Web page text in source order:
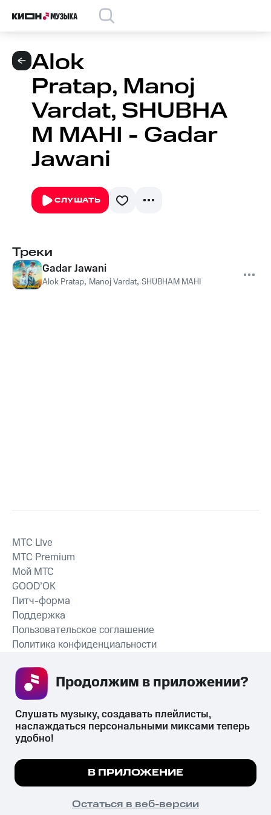
Alok
Pratap, Manoj
Vardat, SHUBHA
M MAHI - Gadar
Jawani
СЛУШАТЬ
Треки
Gadar Jawani
Alok Pratap, Manoj Vardat, SHUBHAM MAHI
СКАЧАТЬ ПРИЛОЖЕНИЕ
MTС Live
MTС Premium
Мой МТС
GOOD’OK
Питч-форма
Поддержка
Пользовательское соглашение
Политика конфиденциальности
психотропных веществ, их аналогов причиняет вред здоровью,
их незаконный оборот запрещён и влечёт установленную
законодательством ответственность.
© 2026 ООО «КИОН».
Все права защищены
Мы используем куки, чтобы на сайте все
Подробнее
ПОНЯТНО
Слушать музыку, создавать плейлисты,
наслаждаться персональными миксами теперь
удобно!
В ПРИЛОЖЕНИЕ
Остаться в веб-версии